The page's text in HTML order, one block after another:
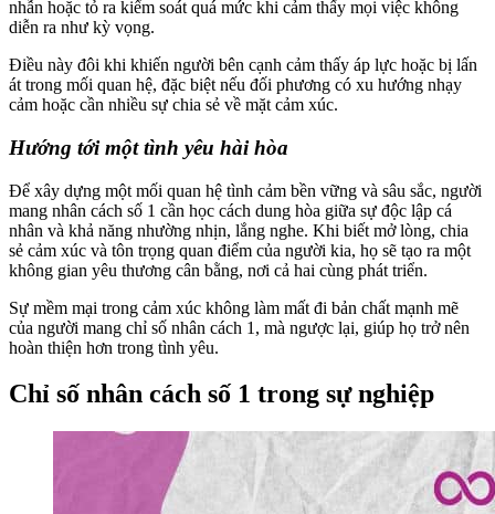
nhẫn hoặc tỏ ra kiểm soát quá mức khi cảm thấy mọi việc không
diễn ra như kỳ vọng.
Điều này đôi khi khiến người bên cạnh cảm thấy áp lực hoặc bị lấn
át trong mối quan hệ, đặc biệt nếu đối phương có xu hướng nhạy
cảm hoặc cần nhiều sự chia sẻ về mặt cảm xúc.
Hướng tới một tình yêu hài hòa
Để xây dựng một mối quan hệ tình cảm bền vững và sâu sắc, người
mang nhân cách số 1 cần học cách dung hòa giữa sự độc lập cá
nhân và khả năng nhường nhịn, lắng nghe. Khi biết mở lòng, chia
sẻ cảm xúc và tôn trọng quan điểm của người kia, họ sẽ tạo ra một
không gian yêu thương cân bằng, nơi cả hai cùng phát triển.
Sự mềm mại trong cảm xúc không làm mất đi bản chất mạnh mẽ
của người mang chỉ số nhân cách 1, mà ngược lại, giúp họ trở nên
hoàn thiện hơn trong tình yêu.
Chỉ số nhân cách số 1 trong sự nghiệp